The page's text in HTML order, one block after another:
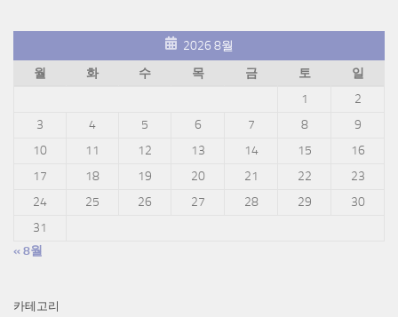
2026 8월
월
화 수 목 금 토
일
1
2
3
4 5 6 7 8
9
10
11 12 13 14 15
16
17
18 19 20 21 22
23
24
25 26 27 28 29
30
31
« 8월
카테고리